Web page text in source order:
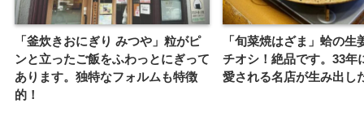
「釜炊きおにぎり みつや」粒がピ
ンと立ったご飯をふわっとにぎって
あります。独特なフォルムも特徴
的！
「旬菜焼はざま」蛤の生
チオシ！絶品です。33年
愛される名店が生み出し